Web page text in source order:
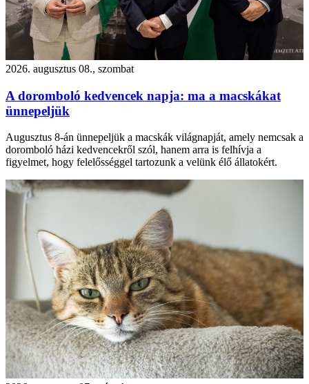
2026. augusztus 08., szombat
A doromboló kedvencek napja: ma a macskákat
ünnepeljük
Augusztus 8-án ünnepeljük a macskák világnapját, amely nemcsak a
doromboló házi kedvencekről szól, hanem arra is felhívja a
figyelmet, hogy felelősséggel tartozunk a velünk élő állatokért.